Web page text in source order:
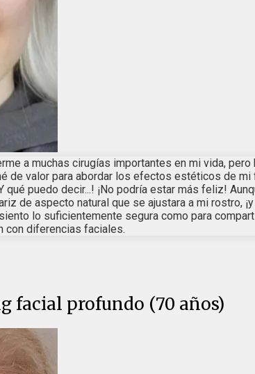
a muchas cirugías importantes en mi vida,
valor para abordar los efectos estéticos de
puedo decir...! ¡No podría estar más feliz!
de aspecto natural que se ajustara a mi rostro,
lo suficientemente segura como para
con diferencias faciales.
facial profundo (70 años)